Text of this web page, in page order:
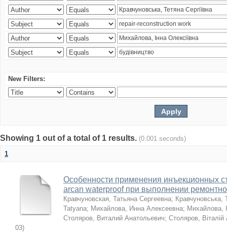
New Filters:
Showing 1 out of a total of 1 results. (0.001 seconds)
1
Особенности применения инъекционных
arcan waterproof при выполнении
Кравчуновская, Татьяна Сергеевна; Кравчуновська,
Tatyana; Михайлова, Инна Алексеевна; Михайлова,
Столяров, Виталий Анатольевич; Столяров, Віталій
03)